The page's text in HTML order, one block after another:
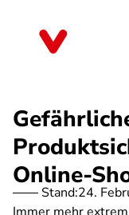
Online-
Stand:24.